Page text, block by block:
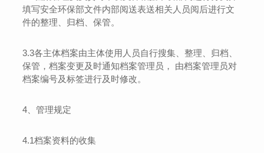
填写安全环保部文件内部阅送表送相关人员阅后进行文
件的整理、归档、保管。
3.3各主体档案由主体使用人员自行搜集、整理、归档、
保管，档案变更及时通知档案管理员 ，
由档案管理员对
档案编号及标签进行及时修改。
4 、管理规定
4.1档案资料的收集